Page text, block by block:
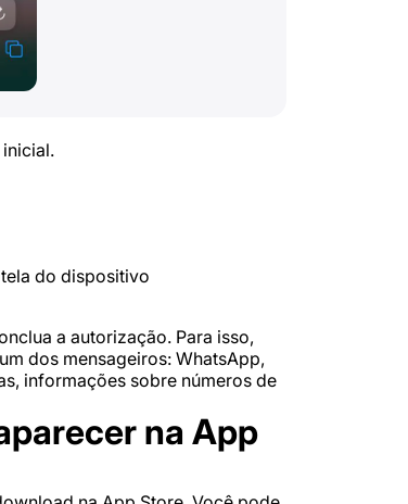
do dispositivo
a autorização. Para isso,
dos mensageiros: WhatsApp,
informações sobre números de
na App